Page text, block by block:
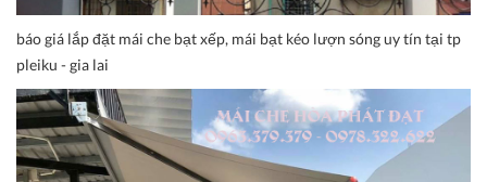
báo giá lắp đặt mái che bạt xếp, mái bạt kéo lượn sóng uy tín tại tp
pleiku - gia lai